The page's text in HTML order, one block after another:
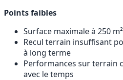
Points faibles
Surface maximale à 250
Recul terrain insuffisant
à long terme
Performances sur terrain
avec le temps